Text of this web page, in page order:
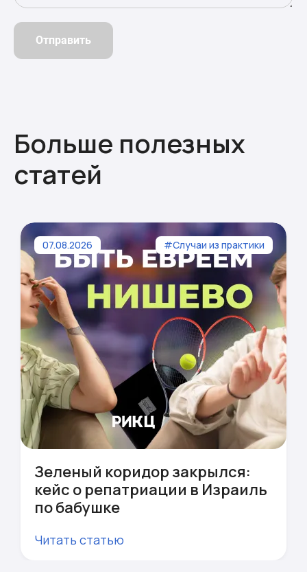
Отправить
Больше полезных
статей
07.08.2026 #Случаи из практики
Зеленый коридор закрылся:
кейс о репатриации в Израиль
по бабушке
Читать статью